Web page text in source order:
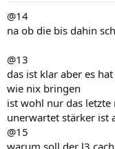
@14
na ob die bis dahin
@13
das ist klar aber es
wie nix bringen
ist wohl nur das
unerwartet stärker ist
@15
warum soll der l3